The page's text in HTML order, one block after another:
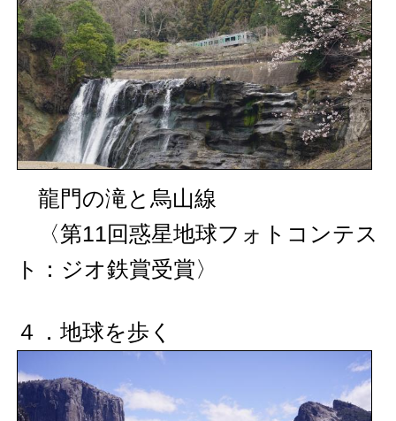
龍門の滝と烏山線
〈第11回惑星地球フォトコンテス
ト：ジオ鉄賞受賞〉
４．地球を歩く